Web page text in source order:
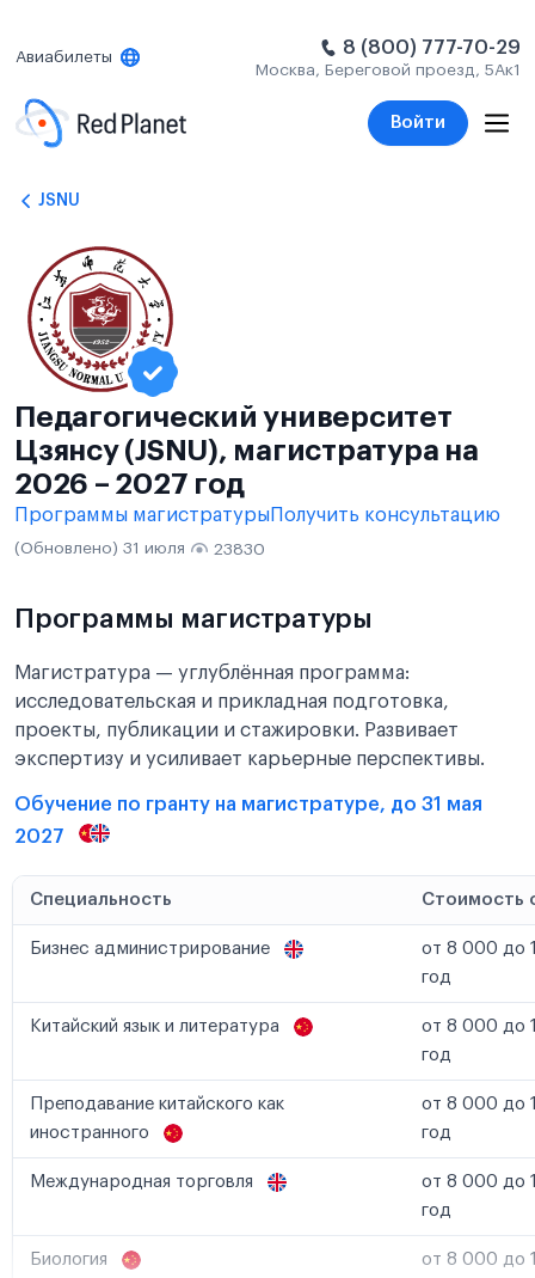
Авиабилеты 8 (800) 777-70-29
Москва, Береговой проезд, 5Ак1
Войти
JSNU
Педагогический университет
Цзянсу (JSNU), магистратура на
2026 – 2027 год
Программы магистратурыПолучить консультацию
(Обновлено) 31 июля 23830
Программы магистратуры
Магистратура — углублённая программа:
исследовательская и прикладная подготовка,
проекты, публикации и стажировки. Развивает
экспертизу и усиливает карьерные перспективы.
Обучение по гранту на магистратуре, до 31 мая
2027
Специальность Стоимость
Бизнес администрирование
от 8 000 до
год
Китайский язык и литература
от 8 000 до
год
Преподавание китайского как
иностранного
от 8 000 до
год
Международная торговля
от 8 000 до
год
Биология
от 8 000 до